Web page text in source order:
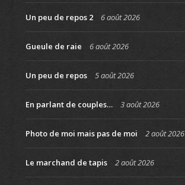
Un peu de repos 2 6 août 2026
Gueule de raie 6 août 2026
Un peu de repos 5 août 2026
En parlant de couples… 3 août 2026
Photo de moi mais pas de moi 2 août 2026
Le marchand de tapis 2 août 2026